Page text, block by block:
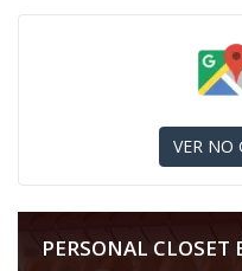
VER NO
PERSONAL CLOSET